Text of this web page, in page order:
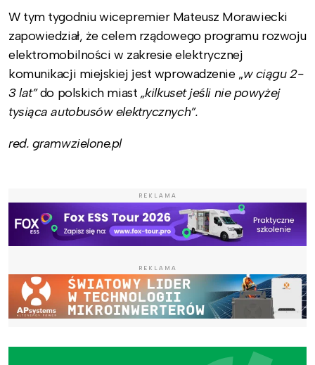
W tym tygodniu wicepremier Mateusz Morawiecki
zapowiedział, że celem rządowego programu rozwoju
elektromobilności w zakresie elektrycznej
komunikacji miejskiej jest wprowadzenie „w ciągu 2-
3 lat”do polskich miast „kilkuset jeśli nie powyżej
tysiąca autobusów elektrycznych”.
red. gramwzielone.pl
REKLAMA
REKLAMA